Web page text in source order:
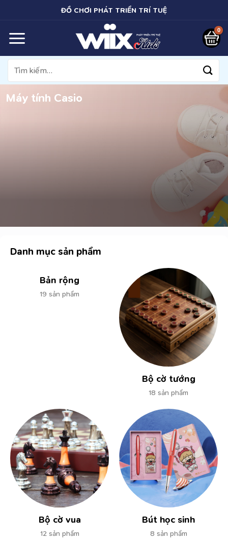
nội
dung
ĐỒ CHƠI PHÁT TRIỂN TRÍ TUỆ
Tìm
kiếm:
Máy tính Casio
Danh mục sản phẩm
Bản rộng
19 sản phẩm
Bộ cờ tướng
18 sản phẩm
Bộ cờ vua
12 sản phẩm
Bút học sinh
8 sản phẩm